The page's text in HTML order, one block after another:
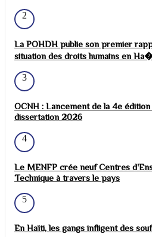
2
La POHDH publie son premier
situation des droits humains en
3
OCNH : Lancement de la 4e
dissertation 2026
4
Le MENFP crée neuf Centres
Technique à travers le pays
5
En Haïti, les gangs infligent des